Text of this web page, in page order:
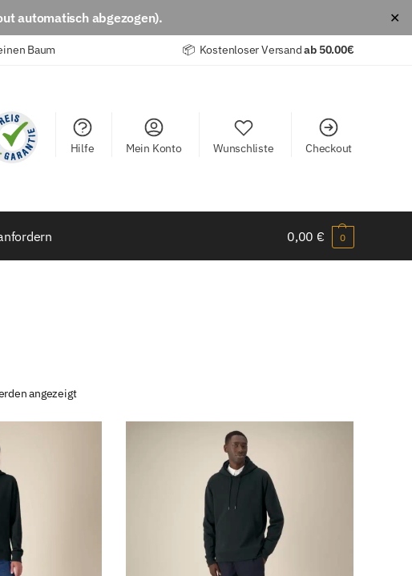
automatisch abgezogen). ✕
Baum 📦 Kostenloser Versandab 50.00€
Hilfe Mein Konto Wunschliste Checkout
0,00 € 0
angezeigt